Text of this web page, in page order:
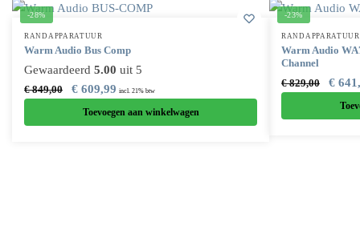
-28%
RANDAPPARATUUR
Warm Audio Bus Comp
Gewaardeerd 5.00 uit 5
€849,00 € 609,99 incl. 21% btw
Toevoegen aan winkelwagen
-23%
RANDAPPARATUUR
Warm Audio
Channel
€829,00 €